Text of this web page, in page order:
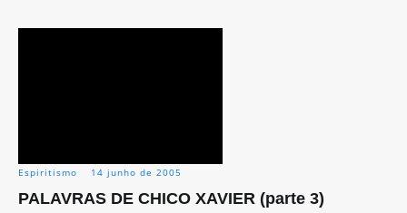
Espiritismo 14 junho de 2005
PALAVRAS DE CHICO XAVIER (parte 3)